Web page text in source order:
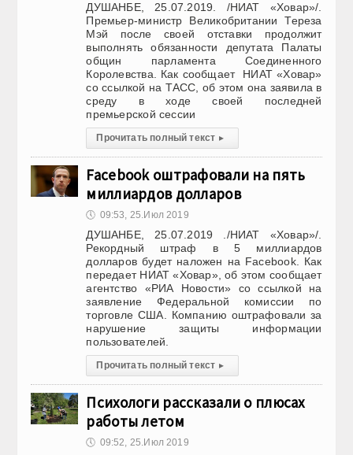
ДУШАНБЕ, 25.07.2019. /НИАТ «Ховар»/.
Премьер-министр Великобритании Тереза
Мэй после своей отставки продолжит
выполнять обязанности депутата Палаты
общин парламента Соединенного
Королевства. Как сообщает НИАТ «Ховар»
со ссылкой на ТАСС, oб этом она заявила в
среду в ходе своей последней
премьерской сессии
Прочитать полный текст ▸
Facebook оштрафовали на пять
миллиардов долларов
🕔 09:53, 25.Июл 2019
ДУШАНБЕ, 25.07.2019 ./НИАТ «Ховар»/.
Рекордный штраф в 5 миллиардов
долларов будет наложен на Facebook. Как
передает НИАТ «Ховар», об этом сообщает
агентство «РИА Новости» со ссылкой на
заявление Федеральной комиссии по
торговле США. Компанию оштрафовали за
нарушение защиты информации
пользователей.
Прочитать полный текст ▸
Психологи рассказали о плюсах
работы летом
🕔 09:52, 25.Июл 2019